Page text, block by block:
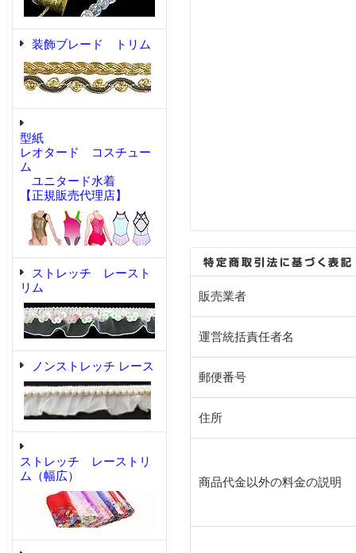
装飾ブレード トリム
型紙
レオタード コスチュー
ム
ユニタード水着
【正規販売代理店】
ストレッチ レースト
リム
ノンストレッチ レース
ストレッチ レーストリ
ム（幅広）
販売業者
運営統括責任者名
郵便番号
住所
商品代金以外の料金の説明